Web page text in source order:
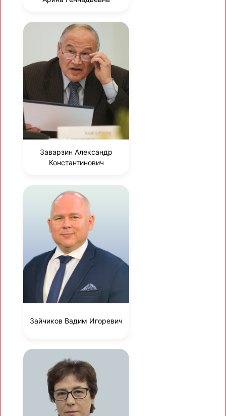
Заварзин Александр
Константинович
Зайчиков Вадим Игоревич